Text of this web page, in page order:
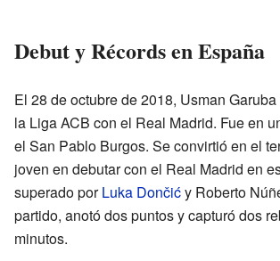
Debut y Récords en España
El 28 de octubre de 2018, Usman
la Liga ACB con el Real Madrid. Fue en
el San Pablo Burgos. Se convirtió en el
joven en debutar con el Real Madrid en
superado porLuka Dončićy Roberto
partido, anotó dos puntos y capturó dos
minutos.